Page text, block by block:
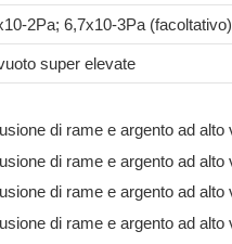
2Pa; 6,7x10-3Pa (facoltativo)
super elevate